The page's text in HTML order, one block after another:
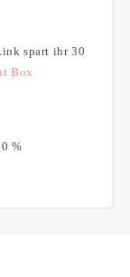
spart ihr 30
Box
%